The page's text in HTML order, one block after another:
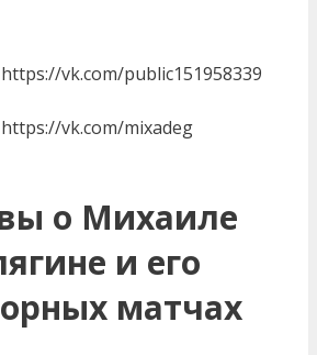
https://vk.com/public151958339
https://vk.com/mixadeg
о Михаиле
и его
матчах